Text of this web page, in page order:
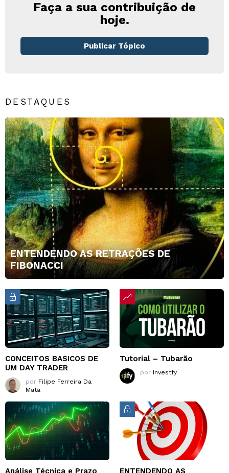
Faça a sua contribuição de
hoje.
Publicar Tópico
DESTAQUES
ENTENDENDO AS RETRAÇÕES DE
FIBONACCI
CONCEITOS BASICOS DE
UM DAY TRADER
por Filipe Ferreira Da
Mata
Tutorial – Tubarão
por Investfy
Análise Técnica e Prazo
ENTENDENDO AS